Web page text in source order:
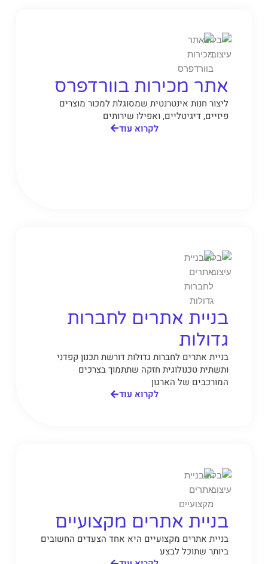
אתר מכירות בוורדפרס
ליצור חנות אינטרנטית שמסוגלת למכור מוצרים
פיזיים, דיגיטליים, ואפילו שירותים
לקרוא עוד
בניית אתרים לחברות
גדולות
בניית אתרים לחברות גדולות דורשת תכנון קפדני
ותשתית טכנולוגית חזקה שתתמוך בצרכים
המורכבים של הארגון
לקרוא עוד
בניית אתרים מקצועיים
בניית אתרים מקצועיים היא אחד הצעדים החשובים
ביותר שתוכל לבצע